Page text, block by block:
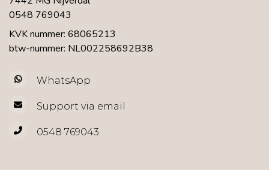
0548 769043
KVK nummer: 68065213
btw-nummer: NL002258692B38
WhatsApp
Support via email
0548 769043